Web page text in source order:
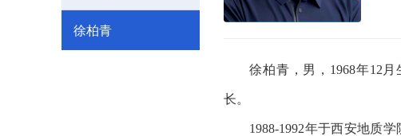
徐柏青
徐柏青，男， 1968年12 月
长。
1988-1992年于西安地质学